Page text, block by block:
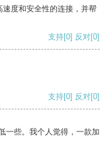
度和安全性的连接，并帮
支持[0] 反对[0]
支持[0] 反对[0]
一些。我个人觉得，一款加